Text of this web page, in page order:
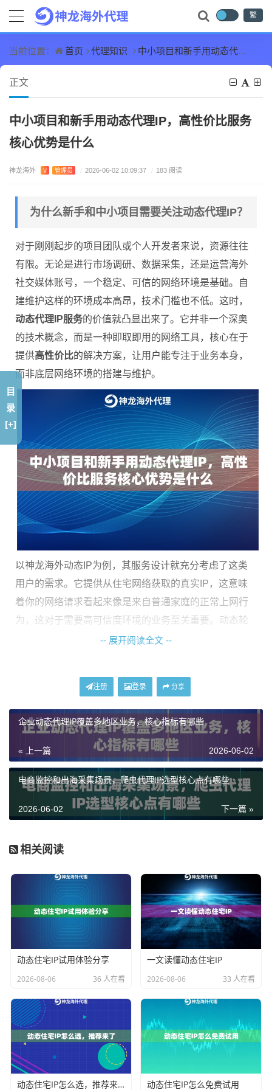
繁
当前位置： 首页 代理知识 中小项目和新手用动态代理IP，高性价比服务核心优势是什么
正文
中小项目和新手用动态代理IP，高性价比服务
核心优势是什么
神龙海外 V 管理员 / 2026-06-02 10:09:37 / 183 阅读
为什么新手和中小项目需要关注动态代理IP？
对于刚刚起步的项目团队或个人开发者来说，资源往往
有限。无论是进行市场调研、数据采集，还是运营海外
社交媒体账号，一个稳定、可信的网络环境是基础。自
建维护这样的环境成本高昂，技术门槛也不低。这时，
动态代理IP服务的价值就凸显出来了。它并非一个深奥
的技术概念，而是一种即取即用的网络工具，核心在于
提供高性价比的解决方案，让用户能专注于业务本身，
而非底层网络环境的搭建与维护。
以神龙海外动态IP为例，其服务设计就充分考虑了这类
用户的需求。它提供从住宅网络获取的真实IP，这意味
着你的网络请求看起来像是来自普通家庭的正常上网行
为，这对于需要高可信度环境的业务至关重要。动态轮
换的特性避免了因单一IP过度使用而引发的限制，在成
动态代理IP服务的核心优势解析
对于预算和资源有限的中小项目而言，选择动态代理IP
服务，主要看中其以下几个核心优势：
1. 真实性与高匿名性：这是动态住宅IP的立身之本。IP
来源于真实的家庭宽带网络，而非数据中心。这使得你
的网络活动更贴近普通用户，极大降低了被目标网站识
别为代理或机器行为并加以限制的风险。对于账号注
成功的第一步。
2. 极高的成本效益：
这是针对中小项目的最大吸引力。
你无需投入巨资购买和维护服务器、租赁静态IP。动态
代理IP服务通常采用按需使用、套餐订阅的模式。例
如，神龙海外动态IP提供的不限量代理IP套餐，在有效期
流量突发而产生的额外费用。
3. 灵活性与易用性：服务商已经将复杂的代理网络封装
成简单的接入点。用户通常只需通过用户名密码认证，
即可获取代理地址和端口，轻松集成到现有的爬虫框
架、浏览器插件或自动化脚本中。神龙海外动态IP支持H
-- 展开阅读全文 --
注册 登录 分享
企业动态代理IP覆盖多地区业务，核心指标有哪些
« 上一篇 2026-06-02
电商监控和出海采集场景，爬虫代理IP选型核心点有哪些
下一篇 »
2026-06-02
相关阅读
动态住宅IP试用体验分享
2026-08-06 36 人在看
一文读懂动态住宅IP
2026-08-06 33 人在看
动态住宅IP怎么选，推荐来了 动态住宅IP怎么免费试用
目
录
[+]